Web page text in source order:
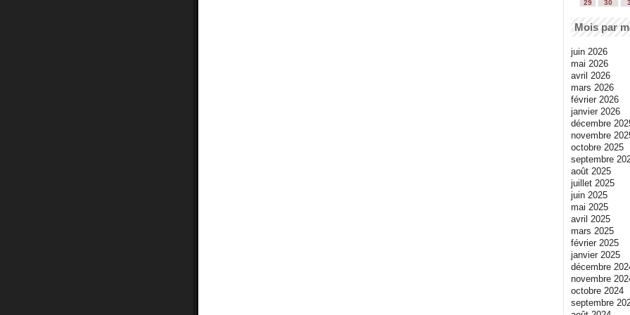
29
30
Mois par
juin 2026
mai 2026
avril 2026
mars 2026
février 2026
janvier 2026
décembre
novembre
octobre 2025
septembre
août 2025
juillet 2025
juin 2025
mai 2025
avril 2025
mars 2025
février 2025
janvier 2025
décembre
novembre
octobre 2024
septembre